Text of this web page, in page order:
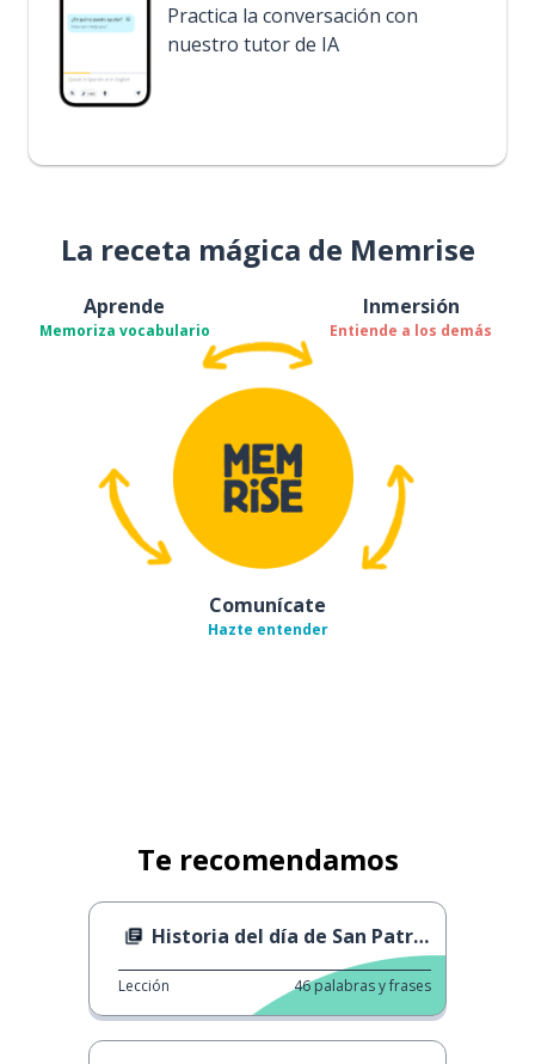
Practica la conversación con
nuestro tutor de IA
La receta mágica de Memrise
Aprende
Memoriza vocabulario
Inmersión
Entiende a los demás
Comunícate
Hazte entender
Te recomendamos
Historia del día de San Patricio
Lección 46palabras y frases